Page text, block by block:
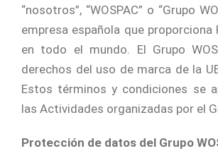
“nosotros”, “WOSPAC” o “Grupo
empresa española que proporciona
en todo el mundo. El Grupo
derechos del uso de marca de la
Estos términos y condiciones se
las Actividades organizadas por el
Protección de datos del Grupo